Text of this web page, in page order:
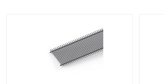
до
поперечная itermic
SGL.800.400 цвета